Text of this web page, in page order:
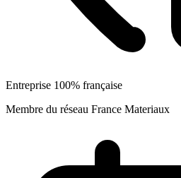
Entreprise 100% française
Membre du réseau France Materiaux